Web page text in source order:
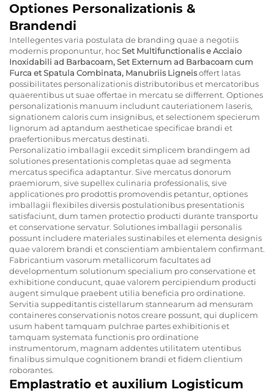
Optiones Personalizationis &
Brandendi
Intellegentes varia postulata de branding quae a negotiis
modernis proponuntur, hocSet Multifunctionalis e Acciaio
Inoxidabili ad Barbacoam, Set Externum ad Barbacoam cum
Furca et Spatula Combinata, Manubriis Ligneisoffert latas
possibilitates personalizationis distributoribus et mercatoribus
quaerentibus ut suae offertae in mercatu se differrent. Optiones
personalizationis manuum includunt cauteriationem laseris,
signationem caloris cum insignibus, et selectionem specierum
lignorum ad aptandum aestheticae specificae brandi et
praefertionibus mercatus destinati.
Personalizatio imballagii excedit simplicem brandingem ad
solutiones presentationis completas quae ad segmenta
mercatus specifica adaptantur. Sive mercatus donorum
praemiorum, sive supellex culinaria professionalis, sive
applicationes pro prodottis promovendis petantur, optiones
imballagii flexibiles diversis postulationibus presentationis
satisfaciunt, dum tamen protectio producti durante transportu
et conservatione servatur. Solutiones imballagii personalis
possunt includere materiales sustinabiles et elementa designis
quae valorem brandi et conscientiam ambientalem confirmant.
Fabricantium vasorum metallicorum facultates ad
developmentum solutionum specialium pro conservatione et
exhibitione conducunt, quae valorem percipiendum producti
augent simulque praebent utilia beneficia pro ordinatione.
Servitia suppeditantis cistellarum stannearum ad mensuram
containeres conservationis notos creare possunt, qui duplicem
usum habent tamquam pulchrae partes exhibitionis et
tamquam systemata functionis pro ordinatione
instrumentorum, magnam addentes utilitatem utentibus
finalibus simulque cognitionem brandi et fidem clientium
roborantes.
Emplastratio et auxilium Logisticum